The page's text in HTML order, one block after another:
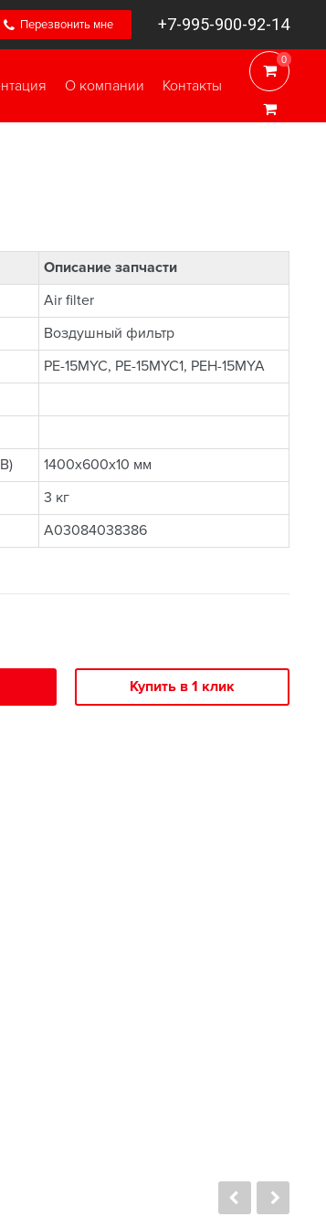
Перезвонить мне +7-995-900-92-14
0
0
О компании Контакты
Описание запчасти
Air filter
Воздушный фильтр
PE-15MYC, PE-15MYC1, PEH-15MYA
1400x600x10 мм
3 кг
A03084038386
Купить в 1 клик